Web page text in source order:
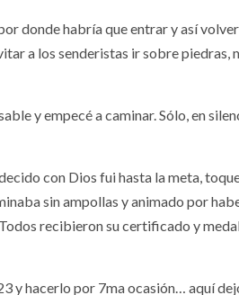
donde habría que entrar y así
a los senderistas ir sobre piedras,
y empecé a caminar. Sólo, en
con Dios fui hasta la meta,
sin ampollas y animado por
recibieron su certificado y
y hacerlo por 7ma ocasión… aquí